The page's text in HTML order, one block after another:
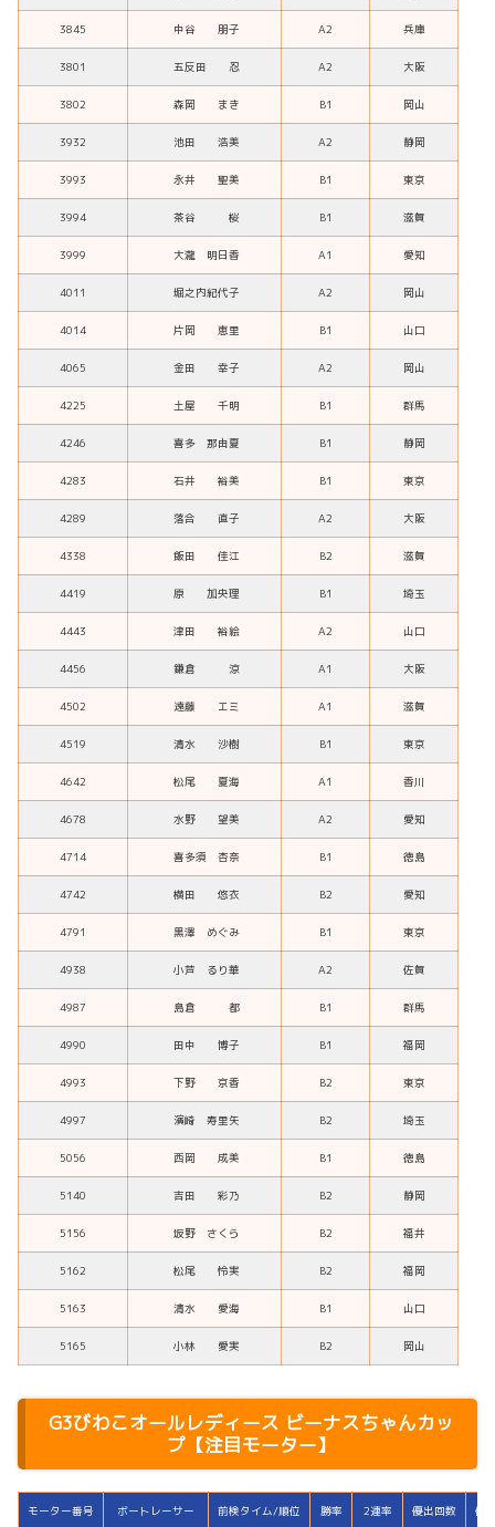
3845 中谷 朋子 A2 兵庫
3801 五反田 忍 A2 大阪
3802 森岡 まき B1 岡山
3932 池田 浩美 A2 静岡
3993 永井 聖美 B1 東京
3994 茶谷 桜 B1 滋賀
3999 大瀧 明日香 A1 愛知
4011 堀之内紀代子 A2 岡山
4014 片岡 恵里 B1 山口
4065 金田 幸子 A2 岡山
4225 土屋 千明 B1 群馬
4246 喜多 那由夏 B1 静岡
4283 石井 裕美 B1 東京
4289 落合 直子 A2 大阪
4338 飯田 佳江 B2 滋賀
4419 原 加央理 B1 埼玉
4443 津田 裕絵 A2 山口
4456 鎌倉 涼 A1 大阪
4502 遠藤 エミ A1 滋賀
4519 清水 沙樹 B1 東京
4642 松尾 夏海 A1 香川
4678 水野 望美 A2 愛知
4714 喜多須 杏奈 B1 徳島
4742 横田 悠衣 B2 愛知
4791 黒澤 めぐみ B1 東京
4938 小芦 るり華 A2 佐賀
4987 島倉 都 B1 群馬
4990 田中 博子 B1 福岡
4993 下野 京香 B2 東京
4997 濱崎 寿里矢 B2 埼玉
5056 西岡 成美 B1 徳島
5140 吉田 彩乃 B2 静岡
5156 坂野 さくら B2 福井
5162 松尾 怜実 B2 福岡
5163 清水 愛海 B1 山口
5165 小林 愛実 B2 岡山
G3びわこオールレディース ビーナスちゃんカッ
プ【注目モーター】
モーター番号 ボートレーサー 前検タイム/順位 勝率 2連率 優出回数 優